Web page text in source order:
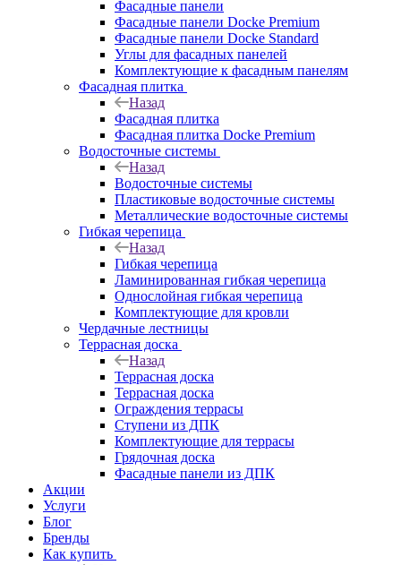
Фасадные панели
Фасадные панели Docke Premium
Фасадные панели Docke Standard
Углы для фасадных панелей
Комплектующие к фасадным панелям
Фасадная плитка
Назад
Фасадная плитка
Фасадная плитка Docke Premium
Водосточные системы
Назад
Водосточные системы
Пластиковые водосточные системы
Металлические водосточные системы
Гибкая черепица
Назад
Гибкая черепица
Ламинированная гибкая черепица
Однослойная гибкая черепица
Комплектующие для кровли
Чердачные лестницы
Террасная доска
Назад
Террасная доска
Террасная доска
Ограждения террасы
Ступени из ДПК
Комплектующие для террасы
Грядочная доска
Фасадные панели из ДПК
Акции
Услуги
Блог
Бренды
Как купить